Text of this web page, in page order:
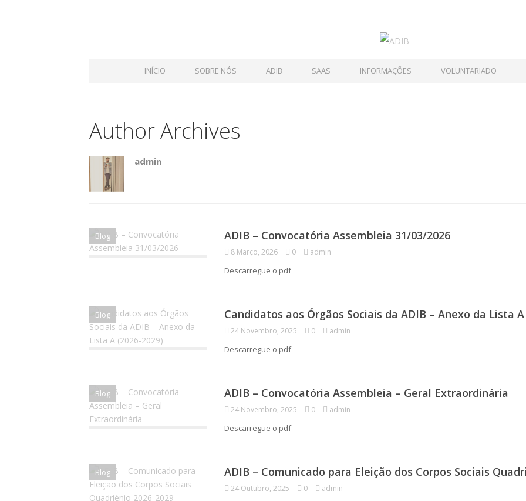
INÍCIO SOBRE NÓS ADIB SAAS INFORMAÇÕES VOLUNTARIADO
Author Archives
admin
Blog ADIB – Convocatória Assembleia 31/03/2026
8 Março, 2026 0 admin
Descarregue o pdf
Blog Candidatos aos Órgãos Sociais da ADIB – Anexo da Lista A
24 Novembro, 2025 0 admin
Descarregue o pdf
Blog ADIB – Convocatória Assembleia – Geral Extraordinária
24 Novembro, 2025 0 admin
Descarregue o pdf
Blog ADIB – Comunicado para Eleição dos Corpos Sociais
24 Outubro, 2025 0 admin